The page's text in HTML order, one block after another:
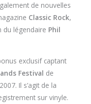
de nouvelles
Classic Rock,
du légendaire Phil
exclusif captant
Festival de
Il s’agit de la
sur vinyle.